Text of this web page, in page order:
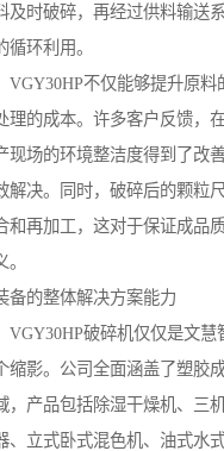
及时破碎，再经过供料输送
环利用。
VGY30HP不仅能够提升原料
理的成本。许多客户反馈，
现场的环境整洁度得到了改
解决。同时，破碎后的颗粒尺
和再加工，这对于保证成品
备的整体解决方案能力
VGY30HP破碎机仅仅是文慧
缩影。公司全面涵盖了塑胶
，产品包括除湿干燥机、三
、立式卧式混色机、油式水式